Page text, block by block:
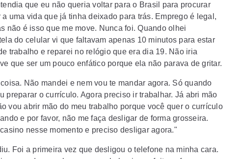
que eu não queria voltar para o Brasil para procurar
a uma vida que já tinha deixado para trás. Emprego é legal,
não é isso que me move. Nunca foi. Quando olhei
do celular vi que faltavam apenas 10 minutos para estar
trabalho e reparei no relógio que era dia 19. Não iria
que ser um pouco enfático porque ela não parava de gritar.
Não mandei e nem vou te mandar agora. Só quando
preparar o currículo. Agora preciso ir trabalhar. Já abri mão
vou abrir mão do meu trabalho porque você quer o currículo
e por favor, não me faça desligar de forma grosseira.
nesse momento e preciso desligar agora."
Foi a primeira vez que desligou o telefone na minha cara.